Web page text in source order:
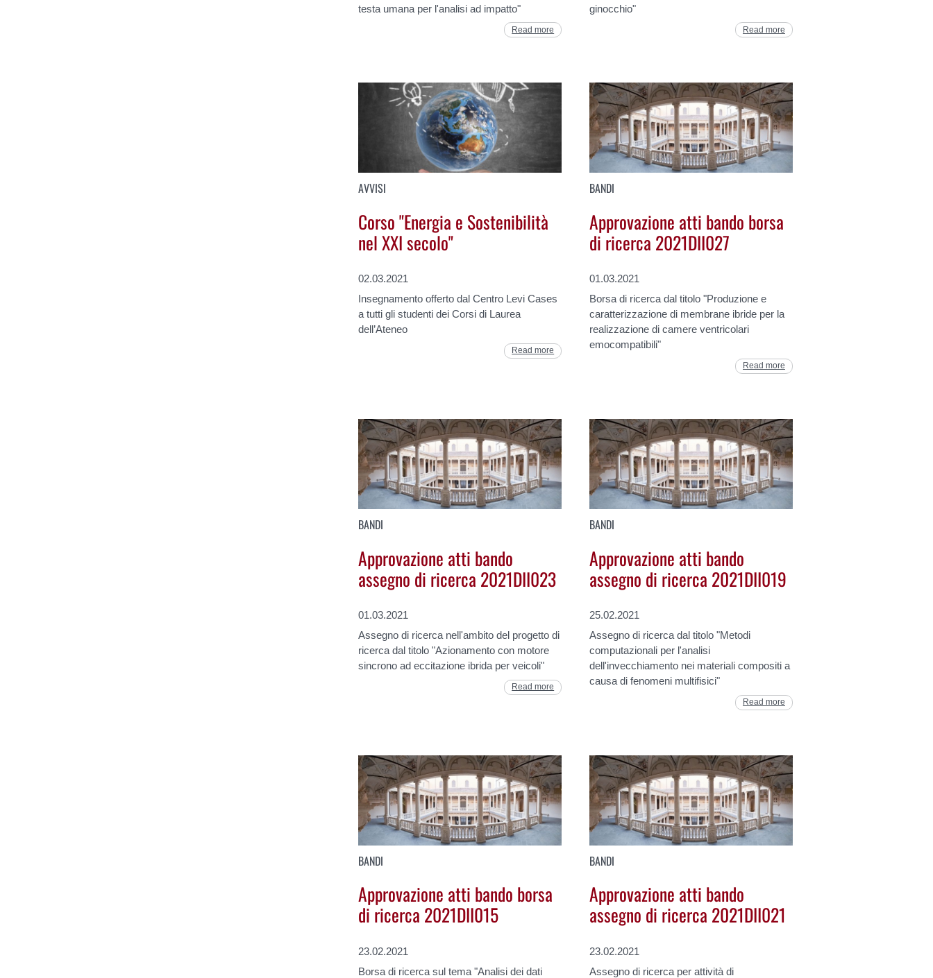
testa umana per l'analisi ad impatto"
Read more
ginocchio"
Read more
AVVISI
Corso "Energia e Sostenibilità
nel XXI secolo"
02.03.2021
Insegnamento offerto dal Centro Levi Cases
a tutti gli studenti dei Corsi di Laurea
dell’Ateneo
Read more
BANDI
Approvazione atti bando borsa
di ricerca 2021DII027
01.03.2021
Borsa di ricerca dal titolo "Produzione e
caratterizzazione di membrane ibride per la
realizzazione di camere ventricolari
emocompatibili"
Read more
BANDI
Approvazione atti bando
assegno di ricerca 2021DII023
01.03.2021
Assegno di ricerca nell'ambito del progetto di
ricerca dal titolo "Azionamento con motore
sincrono ad eccitazione ibrida per veicoli"
Read more
BANDI
Approvazione atti bando
assegno di ricerca 2021DII019
25.02.2021
Assegno di ricerca dal titolo "Metodi
computazionali per l'analisi
dell'invecchiamento nei materiali compositi a
causa di fenomeni multifisici"
Read more
BANDI
Approvazione atti bando borsa
di ricerca 2021DII015
23.02.2021
Borsa di ricerca sul tema "Analisi dei dati
BANDI
Approvazione atti bando
assegno di ricerca 2021DII021
23.02.2021
Assegno di ricerca per attività di